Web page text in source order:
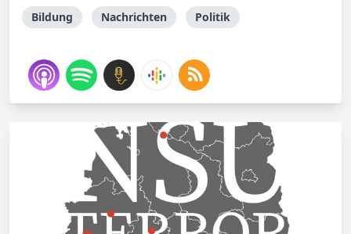
Bildung Nachrichten Politik